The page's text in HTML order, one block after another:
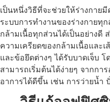
เป็นหนึ่งวิธีที่จะช่วยให้ร่างกาย
ระบบการทำงานของร่างกายทุ
กล้ามเนื้อทุกส่วนได้เป็นอย่างดี
ความเครียดของกล้ามเนื้อและ
และข้อยึดต่างๆ ได้รับบาดเจ็บ
สามารถเริ่มต้นได้ง่ายๆ จากกา
อาการได้ดีขึ้น เช่น การว่ายน้ำ